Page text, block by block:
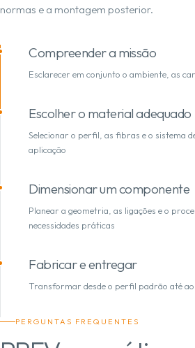
normas e a montagem posterior.
Compreender a missão
Esclarecer em conjunto o ambiente, as
Escolher o material adequado
Selecionar o perfil, as fibras e o sistema
aplicação
Dimensionar um componente
Planear a geometria, as ligações e o
necessidades práticas
Fabricar e entregar
Transformar desde o perfil padrão até
PERGUNTAS FREQUENTES